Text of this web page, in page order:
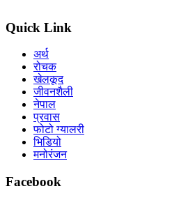
Quick Link
अर्थ
रोचक
खेलकूद
जीवनशैली
नेपाल
प्रवास
फोटो ग्यालरी
भिडियो
मनोरंजन
Facebook